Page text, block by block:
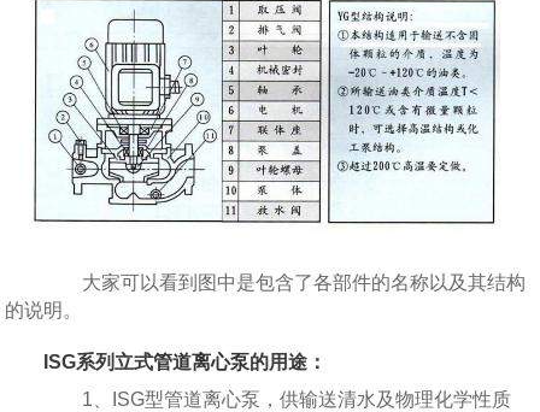
大家可以看到图中是包含了各部件的名称以及其结构
的说明。
ISG系列立式管道离心泵的用途：
1、ISG型管道离心泵，供输送清水及物理化学性质